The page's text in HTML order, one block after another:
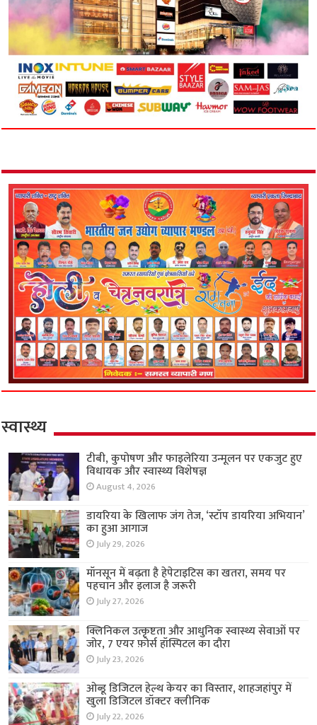
स्वास्थ्य
टीबी, कुपोषण और फाइलेरिया उन्मूलन पर एकजुट हुए
विधायक और स्वास्थ्य विशेषज्ञ
August 4, 2026
डायरिया के खिलाफ जंग तेज, ‘स्टॉप डायरिया अभियान’
का हुआ आगाज
July 29, 2026
मॉनसून में बढ़ता है हेपेटाइटिस का खतरा, समय पर
पहचान और इलाज है जरूरी
July 27, 2026
क्लिनिकल उत्कृष्टता और आधुनिक स्वास्थ्य सेवाओं पर
जोर, 7 एयर फ़ोर्स हॉस्पिटल का दौरा
July 23, 2026
ओब्डू डिजिटल हेल्थ केयर का विस्तार, शाहजहांपुर में
खुला डिजिटल डॉक्टर क्लीनिक
July 22, 2026